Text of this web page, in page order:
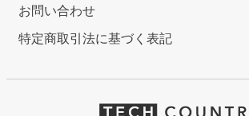
お問い合わせ
特定商取引法に基づく表記